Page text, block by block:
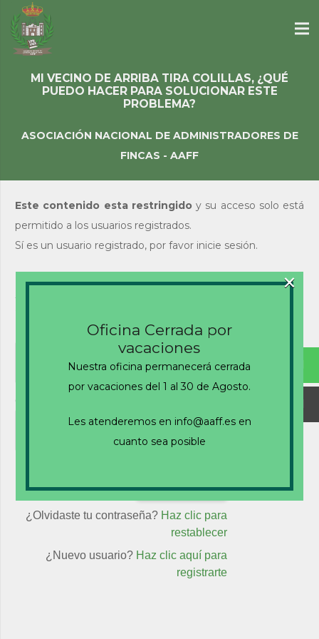
MI VECINO DE ARRIBA TIRA COLILLAS, ¿QUÉ
PUEDO HACER PARA SOLUCIONAR ESTE
PROBLEMA?
ASOCIACIÓN NACIONAL DE ADMINISTRADORES DE
FINCAS - AAFF
Este contenido esta restringido y su acceso solo está
permitido a los usuarios registrados.
Sí es un usuario registrado, por favor inicie sesión.
Nombre de usuario o correo electrónico
¿Olvidaste tu contraseña? Haz clic para
restablecer
¿Nuevo usuario? Haz clic aquí para
registrarte
Oficina Cerrada por
vacaciones
Nuestra oficina permanecerá cerrada
por vacaciones del 1 al 30 de Agosto.
Les atenderemos en info@aaff.es en
cuanto sea posible
×